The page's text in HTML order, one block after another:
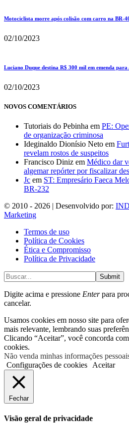
Motociclista morre após colisão com carro na BR-
02/10/2023
Luciano Duque destina R$ 300 mil em emenda para
02/10/2023
NOVOS COMENTÁRIOS
Tutoriais do Pebinha em PE:
de organização criminosa
Ideginaldo Dionísio Neto em
revelam rostos de suspeitos
Francisco Diniz em Médico dar
algemar repórter por fiscalizar
Jc em ST: Empresário Faeca
BR-232
© 2010 - 2026 | Desenvolvido por:
Marketing
Termos de uso
Política de Cookies
Ética e Compromisso
Política de Privacidade
Submit
Digite acima e pressione Enterpara
cancelar.
Usamos cookies em nosso site para
mais relevante, lembrando suas
Clicando “Aceitar”, você concorda
cookies.
Não venda minhas informações
Configurações de cookies
Aceitar
Fechar
Visão geral de privacidade